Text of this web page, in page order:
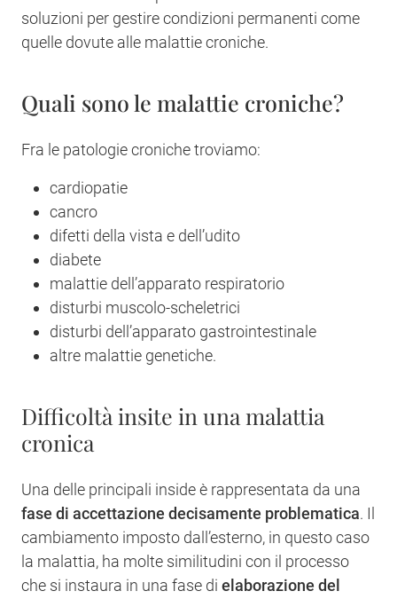
soluzioni per gestire condizioni permanenti come
quelle dovute alle malattie croniche.
Quali sono le malattie croniche?
Fra le patologie croniche troviamo:
cardiopatie
cancro
difetti della vista e dell’udito
diabete
malattie dell’apparato respiratorio
disturbi muscolo-scheletrici
disturbi dell’apparato gastrointestinale
altre malattie genetiche.
Difficoltà insite in una malattia
cronica
Una delle principali inside è rappresentata da una
fase di accettazione decisamente problematica. Il
cambiamento imposto dall’esterno, in questo caso
la malattia, ha molte similitudini con il processo
che si instaura in una fase di elaborazione del